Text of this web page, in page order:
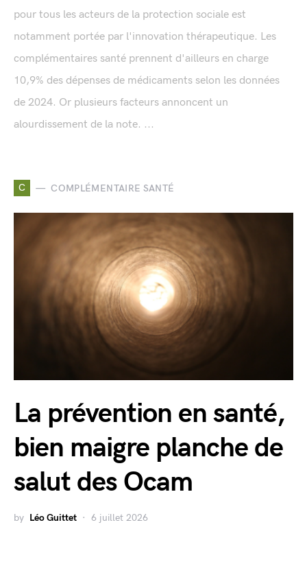
pour tous les acteurs de la protection sociale est
notamment portée par l'innovation thérapeutique. Les
complémentaires santé prennent d'ailleurs en charge
10,9% des dépenses de médicaments selon les données
de 2024. Or plusieurs facteurs annoncent un
alourdissement de la note. ...
C COMPLÉMENTAIRE SANTÉ
La prévention en santé,
bien maigre planche de
salut des Ocam
by Léo Guittet 6 juillet 2026